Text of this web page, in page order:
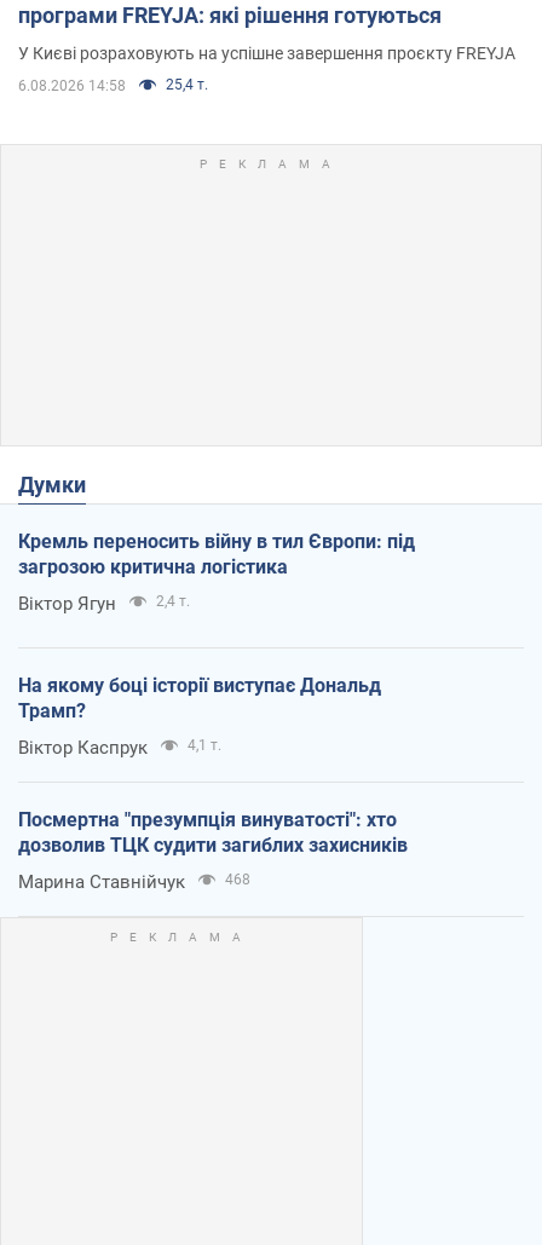
програми FREYJA: які рішення готуються
У Києві розраховують на успішне завершення проєкту FREYJA
6.08.2026 14:58 25,4 т.
Думки
Кремль переносить війну в тил Європи: під
загрозою критична логістика
Віктор Ягун 2,4 т.
На якому боці історії виступає Дональд
Трамп?
Віктор Каспрук 4,1 т.
Посмертна "презумпція винуватості": хто
дозволив ТЦК судити загиблих захисників
Марина Ставнійчук 468